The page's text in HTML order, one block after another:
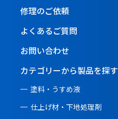
修理のご依頼
よくあるご質問
お問い合わせ
カテゴリーから製品を探す
塗料・うすめ液
仕上げ材・下地処理剤